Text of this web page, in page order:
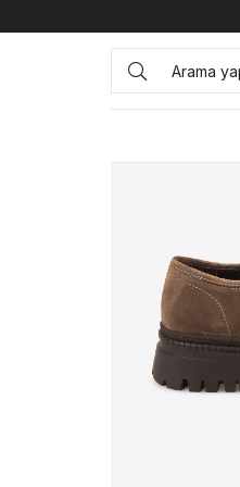
Anasayfa KADIN